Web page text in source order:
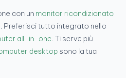
con un monitor ricondizionato
. Preferisci tutto integrato nello
all-in-one. Ti serve più
desktop sono la tua